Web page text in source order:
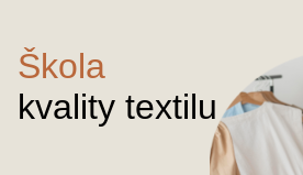
Škola
kvality textilu